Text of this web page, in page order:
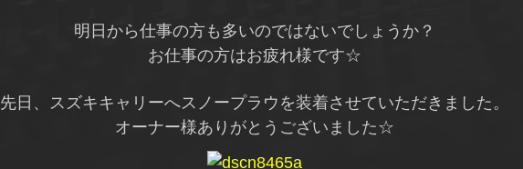
明日から仕事の方も多いのではないでしょうか？
お仕事の方はお疲れ様です☆
先日、スズキキャリーへスノープラウを装着させていただきました。
オーナー様ありがとうございました☆